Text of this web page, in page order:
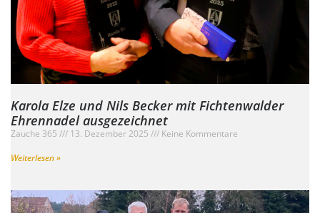
Karola Elze und Nils Becker mit Fichtenwalder
Ehrennadel ausgezeichnet
Zauche 365 13. Dezember 2025
Keine Kommentare
Weiterlesen »